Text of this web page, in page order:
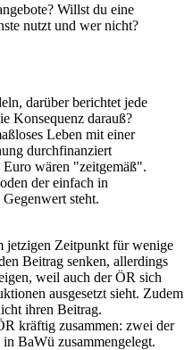
Willst du eine
nutzt und wer nicht?
darüber berichtet jede
Konsequenz darauß?
Leben mit einer
durchfinanziert
wären "zeitgemäß".
der einfach in
steht.
jetzigen Zeitpunkt für wenige
Beitrag senken, allerdings
weil auch der ÖR sich
ausgesetzt sieht. Zudem
ihren Beitrag.
kräftig zusammen: zwei der
BaWü zusammengelegt.